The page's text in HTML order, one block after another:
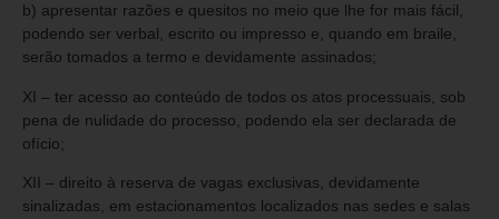
b) apresentar razões e quesitos no meio que lhe for mais fácil,
podendo ser verbal, escrito ou impresso e, quando em braile,
serão tomados a termo e devidamente assinados;
XI – ter acesso ao conteúdo de todos os atos processuais, sob
pena de nulidade do processo, podendo ela ser declarada de
ofício;
XII – direito à reserva de vagas exclusivas, devidamente
sinalizadas, em estacionamentos localizados nas sedes e salas